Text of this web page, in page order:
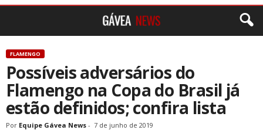
FLAMENGO
Possíveis adversários do
Flamengo na Copa do Brasil já
estão definidos; confira lista
Por Equipe Gávea News - 7 de junho de 2019